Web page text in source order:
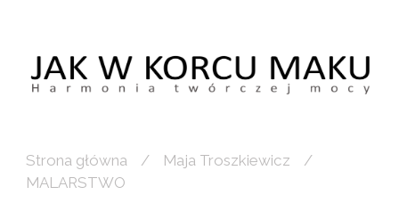
Strona główna
Maja Troszkiewicz
MALARSTWO